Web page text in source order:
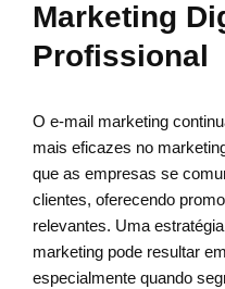
Marketing
Profissional
O e-mail marketing
mais eficazes no
que as empresas se
clientes, oferecendo
relevantes. Uma
marketing pode resultar
especialmente quando